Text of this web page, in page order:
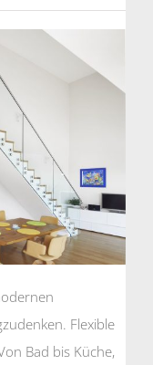
Flexible
Bad bis Küche,